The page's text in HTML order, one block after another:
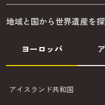
地域と国から世界遺産を
ヨーロッパ
アイスランド共和国